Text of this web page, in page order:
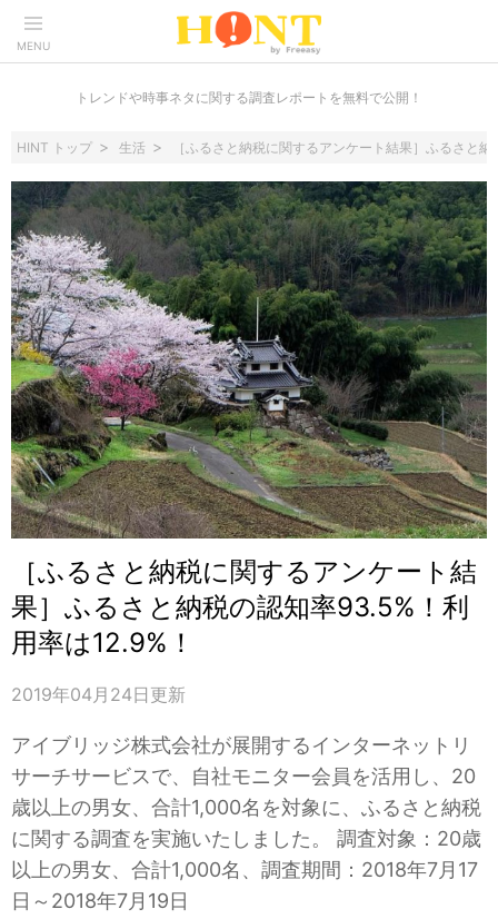
MENU
トレンドや時事ネタに関する調査レポートを無料で公開！
HINT トップ 生活 ［ふるさと納税に関するアンケート結果］ふるさと
［ふるさと納税に関するアンケート結
果］ふるさと納税の認知率93.5%！利
用率は12.9%！
2019年04月24日 更新
アイブリッジ株式会社が展開するインターネットリ
サーチサービスで、自社モニター会員を活用し、20
歳以上の男女、合計1,000名を対象に、ふるさと納税
に関する調査を実施いたしました。 調査対象：20歳
以上の男女、合計1,000名、調査期間：2018年7月17
日～2018年7月19日